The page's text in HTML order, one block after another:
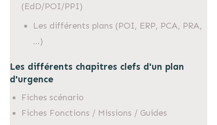
(EdD/POI/PPI)
Les différents plans (POI, ERP, PCA, PRA,
…)
Les différents chapitres clefs d'un plan
d'urgence
Fiches scénario
Fiches Fonctions / Missions / Guides